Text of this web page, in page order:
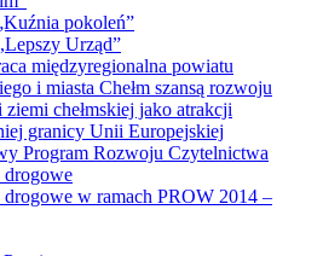
pokoleń”
Urząd”
międzyregionalna powiatu
i miasta Chełm szansą rozwoju
chełmskiej jako atrakcji
granicy Unii Europejskiej
Program Rozwoju Czytelnictwa
drogowe
w ramach PROW 2014 –